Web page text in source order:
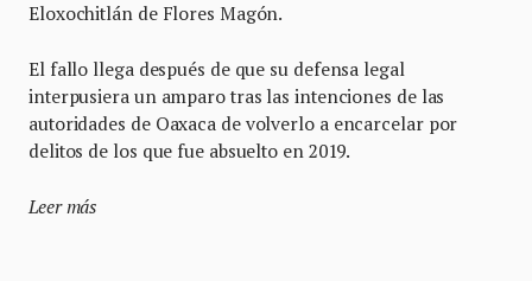
Eloxochitlán de Flores Magón.
El fallo llega después de que su defensa legal
interpusiera un amparo tras las intenciones de las
autoridades de Oaxaca de volverlo a encarcelar por
delitos de los que fue absuelto en 2019.
Leer más